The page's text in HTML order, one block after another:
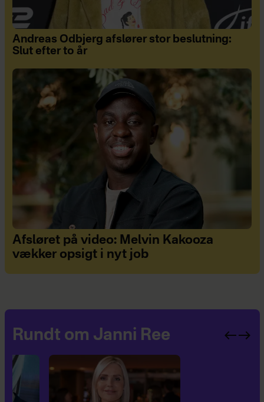
Andreas Odbjerg afslører stor beslutning:
Slut efter to år
Afsløret på video: Melvin Kakooza
vækker opsigt i nyt job
Rundt om Janni Ree